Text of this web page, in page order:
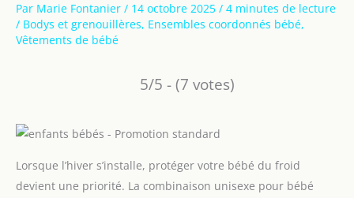
Par Marie Fontanier / 14 octobre 2025 / 4 minutes de lecture
/ Bodys et grenouillères, Ensembles coordonnés bébé,
Vêtements de bébé
5/5 - (7 votes)
Lorsque l’hiver s’installe, protéger votre bébé du froid
devient une priorité. La combinaison unisexe pour bébé